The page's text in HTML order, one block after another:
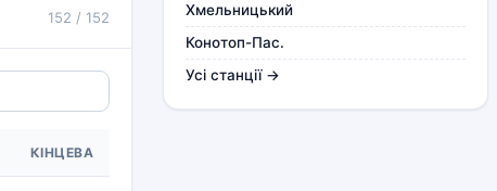
152 / 152
КІНЦЕВА
Хмельницький
Конотоп-Пас.
Усі станції →